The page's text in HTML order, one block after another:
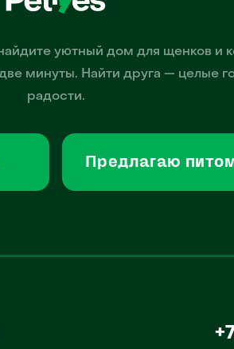
уютный дом для щенков и
минуты. Найти друга — целые
радости.
Предлагаю